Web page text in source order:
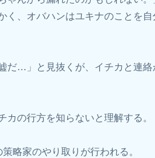
く、オバハンはユキナのことを
だ…」と見抜くが、イチカと連
の行方を知らないと理解する。
略家のやり取りが行われる。